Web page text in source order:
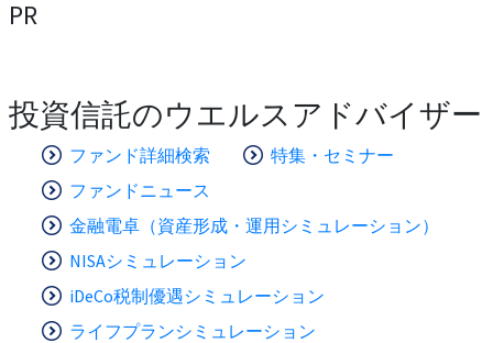
PR
投資信託のウエルスアドバイザー
ファンド詳細検索
特集・セミナー
ファンドニュース
金融電卓（資産形成・運用シミュレーション）
NISAシミュレーション
iDeCo税制優遇シミュレーション
ライフプランシミュレーション